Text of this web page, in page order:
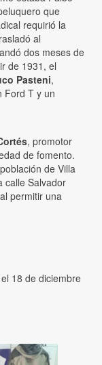
que
requirió la
al
dos meses de
de 1931, el
Pasteni,
Ford T y un
, promotor
de fomento.
de Villa
calle Salvador
permitir una
18 de diciembre